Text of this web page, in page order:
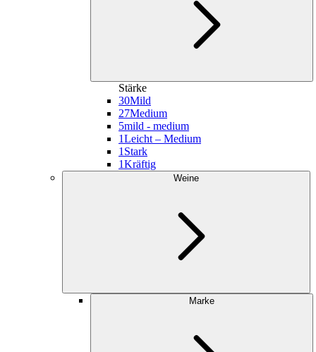
Stärke
30Mild
27Medium
5mild - medium
1Leicht – Medium
1 Stark
1Kräftig
Weine
Marke